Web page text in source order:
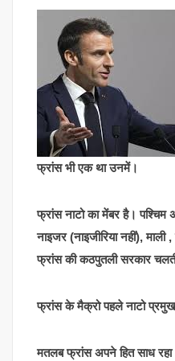
फ्रांस भी एक था उनमें।
फ्रांस नाटो का मेंबर है।
नाइजर (नाइजीरिया नहीं), माली
फ्रांस की कठपुतली सरकार
फ्रांस के मैक्रो पहले नाटो
मतलब फ्रांस अपने हित साध रहा